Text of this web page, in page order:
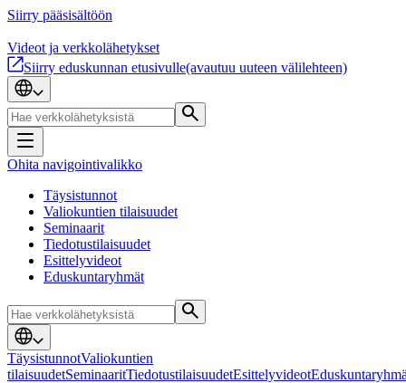
Siirry pääsisältöön
Videot ja verkkolähetykset
Siirry eduskunnan etusivulle(avautuu uuteen välilehteen)
Ohita navigointivalikko
Täysistunnot
Valiokuntien tilaisuudet
Seminaarit
Tiedotustilaisuudet
Esittelyvideot
Eduskuntaryhmät
TäysistunnotValiokuntien
tilaisuudetSeminaaritTiedotustilaisuudetEsittelyvideot